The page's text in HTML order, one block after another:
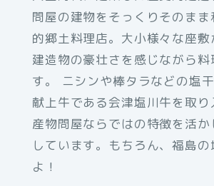
問屋の建物をそっくりそのま
的郷土料理店。大小様々な座
建造物の豪壮さを感じながら料
す。 ニシンや棒タラなどの塩干
献上牛である会津塩川牛を取
産物問屋ならではの特徴を活
しています。もちろん、福島
よ！